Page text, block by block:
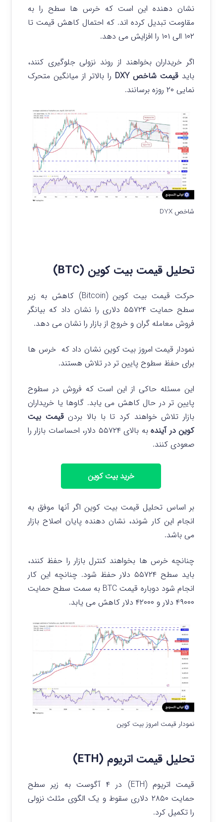
نشان دهنده این است که خرس ها سطح را به
مقاومت تبدیل کرده اند. که احتمال کاهش قیمت تا
۱۰۲ الی ۱۰۱ را افزایش می دهد.
اگر خریداران بخواهند از روند نزولی جلوگیری کنند،
باید قیمت شاخص DXY
را بالاتر از میانگین متحرک
نمایی ۲۰ روزه برسانند.
شاخص DYX
تحلیل قیمت بیت کوین (BTC)
حرکت قیمت بیت کوین (Bitcoin) کاهش به زیر
سطح حمایت ۵۵۷۲۴ دلاری را نشان داد که بیانگر
فروش معامله گران و خروج از بازار را نشان می دهد.
نمودار قیمت امروز بیت کوین نشان داد که خرس ها
برای حفظ سطوح پایین تر در تلاش هستند.
این مسئله حاکی از این است که فروش در سطوح
پایین تر در حال کاهش می یابد. گاوها یا خریداران
بازار تلاش خواهند کرد تا با بالا بردنقیمت بیت
کوین در آینده
به بالای ۵۵۷۲۴ دلار، احساسات بازار را
صعودی کنند.
خرید بیت کوین
بر اساس تحلیل قیمت بیت کوین اگر آنها موفق به
انجام این کار شوند، نشان دهنده پایان اصلاح بازار
می باشد.
چنانچه خرس ها بخواهند کنترل بازار را حفظ کنند،
باید سطح ۵۵۷۲۴ دلار حفظ شود. چنانچه این کار
انجام شود دوباره قیمت BTC به سمت سطح حمایت
۴۹۰۰۰ دلار و ۴۲۰۰۰ دلار کاهش می یابد.
نمودار قیمت امروز بیت کوین
تحلیل قیمت اتریوم (ETH)
قیمت اتریوم (ETH) در ۴ آگوست به زیر سطح
حمایت ۲۸۵۰ دلاری سقوط و یک الگوی مثلث نزولی
را تکمیل کرد.